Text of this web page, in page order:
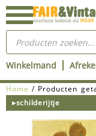
Ga
naar
inhoud
Producten
zoeken
Winkelmand
Home / Producten
▸schilderijtje